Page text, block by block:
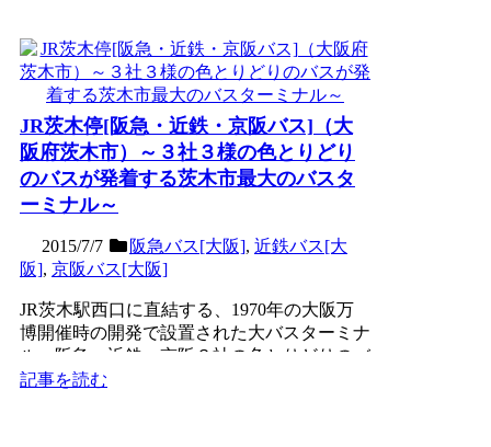
JR茨木停[阪急・近鉄・京阪バス]（大
阪府茨木市）～３社３様の色とりどり
のバスが発着する茨木市最大のバスタ
ーミナル～
2015/7/7 阪急バス[大阪], 近鉄バス[大
阪], 京阪バス[大阪]
JR茨木駅西口に直結する、1970年の大阪万
博開催時の開発で設置された大バスターミナ
ル。阪急・近鉄・京阪３社の色とりどりのバ
スが発着する様は...
記事を読む